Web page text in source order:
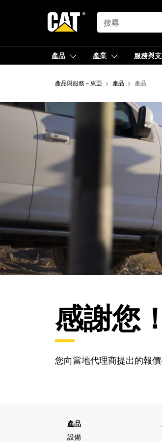
SEARCH
產品 產業 服務與
產品與服務 – 東亞 產品 產品
感謝您！
您向當地代理商提出的報
產品
設備